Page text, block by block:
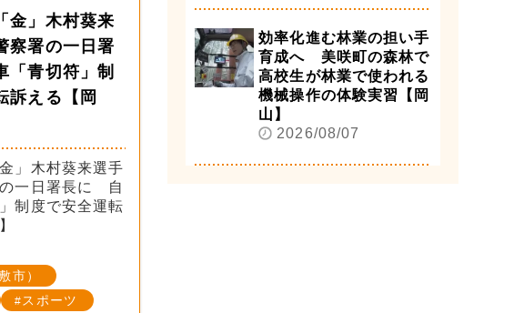
金」木村葵来
察署の一日署
青切符」制
訴える【岡
」木村葵来選手
一日署長に 自
制度で安全運転
市）
スポーツ
効率化進む林業の担い手
育成へ 美咲町の森林で
高校生が林業で使われる
機械操作の体験実習【岡
山】
2026/08/07